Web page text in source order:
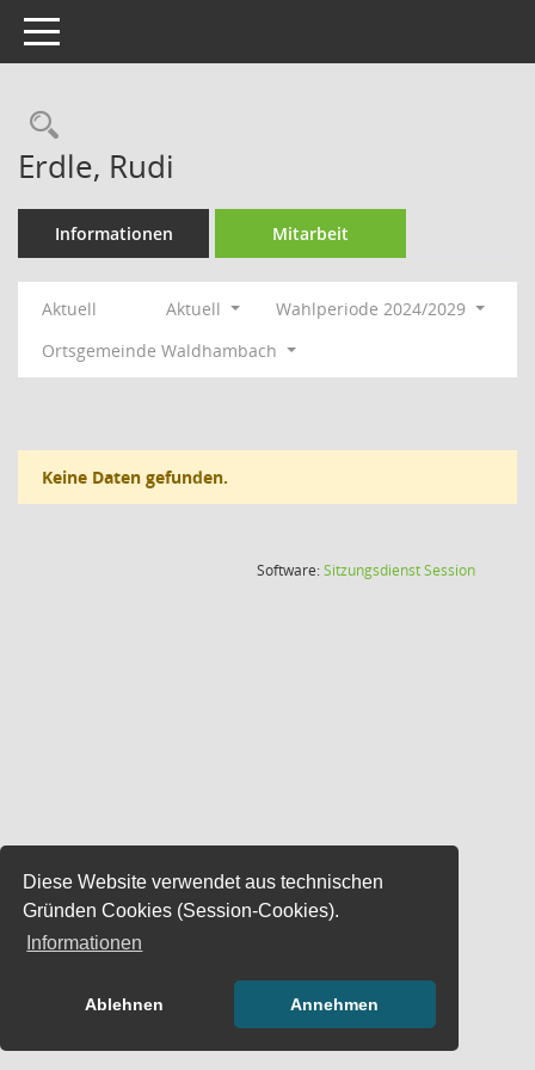
Diese Website verwendet aus technischen
Gründen Cookies (Session-Cookies).
Informationen
Ablehnen Annehmen
Toggle navigation
Rechercheauswahl
Erdle, Rudi
Informationen Mitarbeit
Aktuell Aktuell
Wahlperiode 2024/2029
Ortsgemeinde Waldhambach
Keine Daten gefunden.
Software:SitzungsdienstSession(Wird in